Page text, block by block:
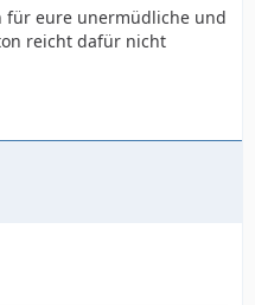
für eure unermüdliche und
reicht dafür nicht